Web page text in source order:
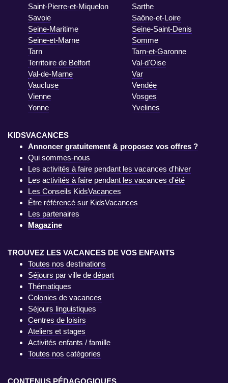
Saint-Pierre-et-Miquelon
Sarthe
Savoie
Saône-et-Loire
Seine-Maritime
Seine-Saint-Denis
Seine-et-Marne
Somme
Tarn
Tarn-et-Garonne
Territoire de Belfort
Val-d'Oise
Val-de-Marne
Var
Vaucluse
Vendée
Vienne
Vosges
Yonne
Yvelines
KIDSVACANCES
Annoncer gratuitement & proposez vos offres ?
Qui sommes-nous
Les activités à faire pendant les vacances d'hiver
Les activités à faire pendant les vacances d'été
Les Conseils KidsVacances
Être référencé sur KidsVacances
Les partenaires
Magazine
TROUVEZ LES VACANCES DE VOS ENFANTS
Toutes nos destinations
Séjours par ville de départ
Thématiques
Colonies de vacances
Séjours linguistiques
Centres de loisirs
Ateliers et stages
Activités enfants / famille
Toutes nos catégories
CONTENUS PÉDAGOGIQUES